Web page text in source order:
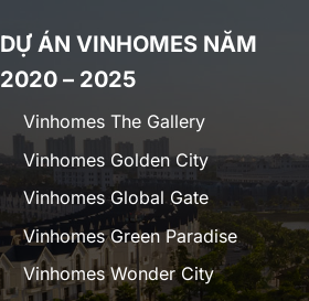
DỰ ÁN VINHOMES NĂM
2020 – 2025
Vinhomes The Gallery
Vinhomes Golden City
Vinhomes Global Gate
Vinhomes Green Paradise
Vinhomes Wonder City